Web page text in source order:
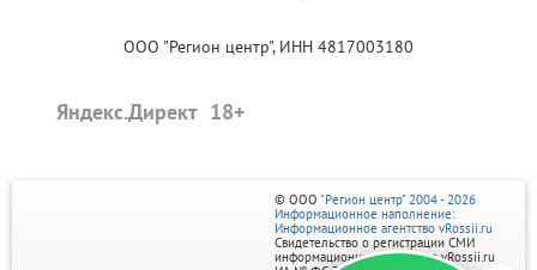
ООО "Регион центр", ИНН 4817003180
Яндекс.Директ
© ООО "Регион центр" 2004 - 2026
Информационное наполнение:
Информационное агентство vRossii.ru
Свидетельство о регистрации СМИ
информационного агентства vRossii.ru